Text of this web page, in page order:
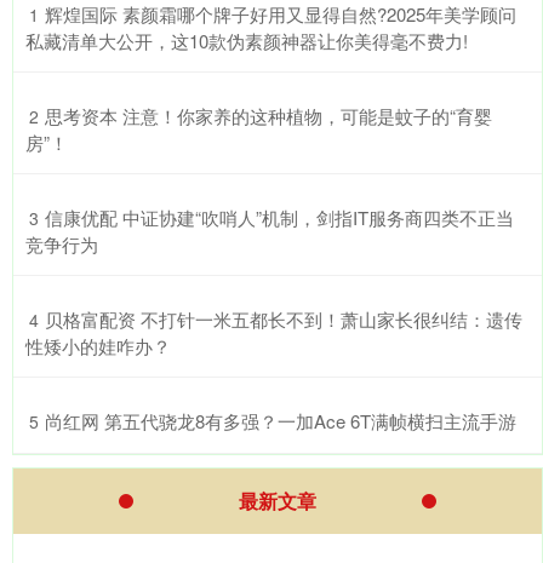
1 ​辉煌国际 素颜霜哪个牌子好用又显得自然?2025年美学顾问
私藏清单大公开，这10款伪素颜神器让你美得毫不费力!
2 ​思考资本 注意！你家养的这种植物，可能是蚊子的“育婴
房”！
3 ​信康优配 中证协建“吹哨人”机制，剑指IT服务商四类不正当
竞争行为
4 ​贝格富配资 不打针一米五都长不到！萧山家长很纠结：遗传
性矮小的娃咋办？
5 ​尚红网 第五代骁龙8有多强？一加Ace 6T满帧横扫主流手游
最新文章